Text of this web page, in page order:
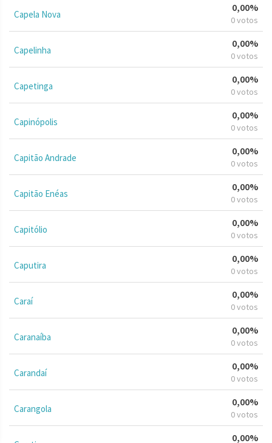
Capela Nova
0,00%
0 votos
Capelinha
0,00%
0 votos
Capetinga
0,00%
0 votos
Capinópolis
0,00%
0 votos
Capitão Andrade
0,00%
0 votos
Capitão Enéas
0,00%
0 votos
Capitólio
0,00%
0 votos
Caputira
0,00%
0 votos
Caraí
0,00%
0 votos
Caranaíba
0,00%
0 votos
Carandaí
0,00%
0 votos
Carangola
0,00%
0 votos
0,00%